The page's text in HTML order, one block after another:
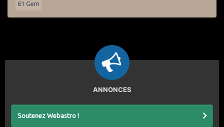
61 Gem
ANNONCES
Soutenez Webastro !